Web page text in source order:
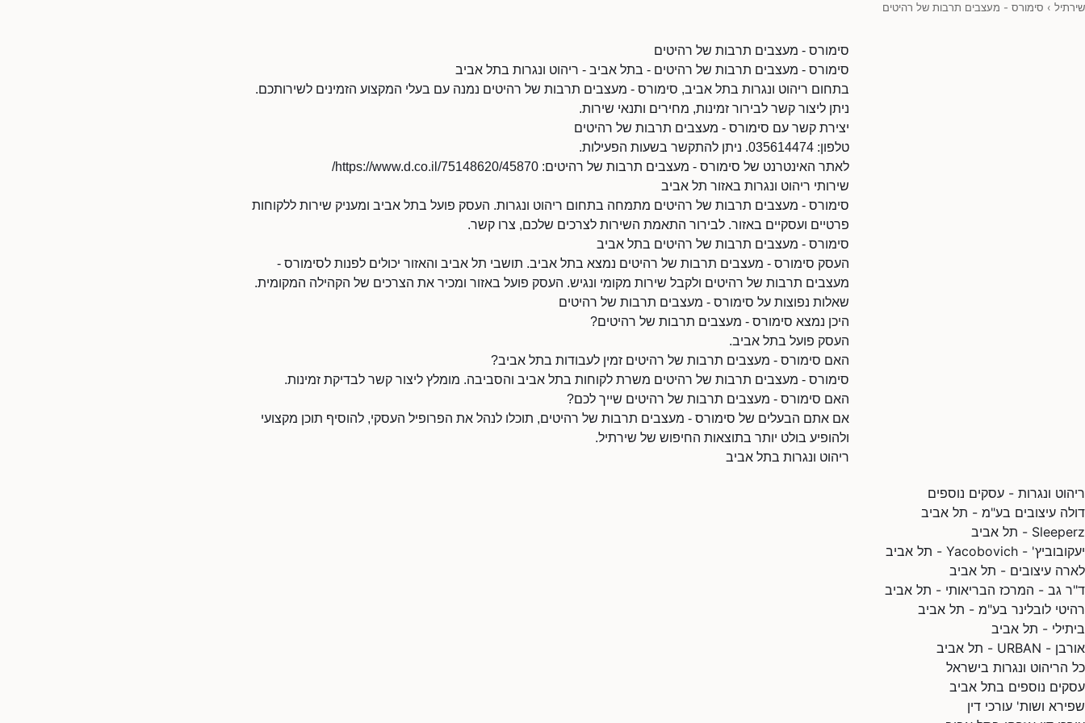
שירתיל › סימורס - מעצבים תרבות של רהיטים
סימורס - מעצבים תרבות של רהיטים
סימורס - מעצבים תרבות של רהיטים - בתל אביב - ריהוט ונגרות בתל אביב
בתחום ריהוט ונגרות בתל אביב, סימורס - מעצבים תרבות של רהיטים נמנה עם בעלי המקצוע הזמינים לשירותכם.
ניתן ליצור קשר לבירור זמינות, מחירים ותנאי שירות.
יצירת קשר עם סימורס - מעצבים תרבות של רהיטים
טלפון: 035614474. ניתן להתקשר בשעות הפעילות.
לאתר האינטרנט של סימורס - מעצבים תרבות של רהיטים: https://www.d.co.il/75148620/45870/
שירותי ריהוט ונגרות באזור תל אביב
סימורס - מעצבים תרבות של רהיטים מתמחה בתחום ריהוט ונגרות. העסק פועל בתל אביב ומעניק שירות ללקוחות
פרטיים ועסקיים באזור. לבירור התאמת השירות לצרכים שלכם, צרו קשר.
סימורס - מעצבים תרבות של רהיטים בתל אביב
העסק סימורס - מעצבים תרבות של רהיטים נמצא בתל אביב. תושבי תל אביב והאזור יכולים לפנות לסימורס -
מעצבים תרבות של רהיטים ולקבל שירות מקומי ונגיש. העסק פועל באזור ומכיר את הצרכים של הקהילה המקומית.
שאלות נפוצות על סימורס - מעצבים תרבות של רהיטים
היכן נמצא סימורס - מעצבים תרבות של רהיטים?
העסק פועל בתל אביב.
האם סימורס - מעצבים תרבות של רהיטים זמין לעבודות בתל אביב?
סימורס - מעצבים תרבות של רהיטים משרת לקוחות בתל אביב והסביבה. מומלץ ליצור קשר לבדיקת זמינות.
האם סימורס - מעצבים תרבות של רהיטים שייך לכם?
אם אתם הבעלים של סימורס - מעצבים תרבות של רהיטים, תוכלו לנהל את הפרופיל העסקי, להוסיף תוכן מקצועי
ולהופיע בולט יותר בתוצאות החיפוש של שירתיל.
ריהוט ונגרות בתל אביב
ריהוט ונגרות - עסקים נוספים
דולה עיצובים בע"מ - תל אביב
Sleeperz - תל אביב
יעקובוביץ' - Yacobovich - תל אביב
לארה עיצובים - תל אביב
ד"ר גב - המרכז הבריאותי - תל אביב
רהיטי לובלינר בע"מ - תל אביב
ביתילי - תל אביב
אורבן - URBAN - תל אביב
כל הריהוט ונגרות בישראל
עסקים נוספים בתל אביב
שפירא ושות' עורכי דין